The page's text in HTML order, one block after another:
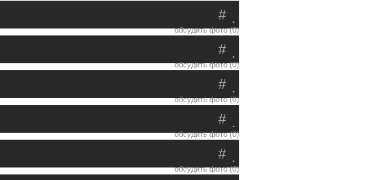
.
#
обсудить фото (0)
.
#
обсудить фото (0)
.
#
обсудить фото (0)
.
#
обсудить фото (0)
.
#
обсудить фото (0)